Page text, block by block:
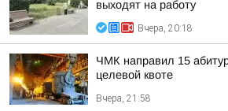
выходят на работу
Вчера, 20:18
ЧМК направил 15
целевой квоте
Вчера, 21:58